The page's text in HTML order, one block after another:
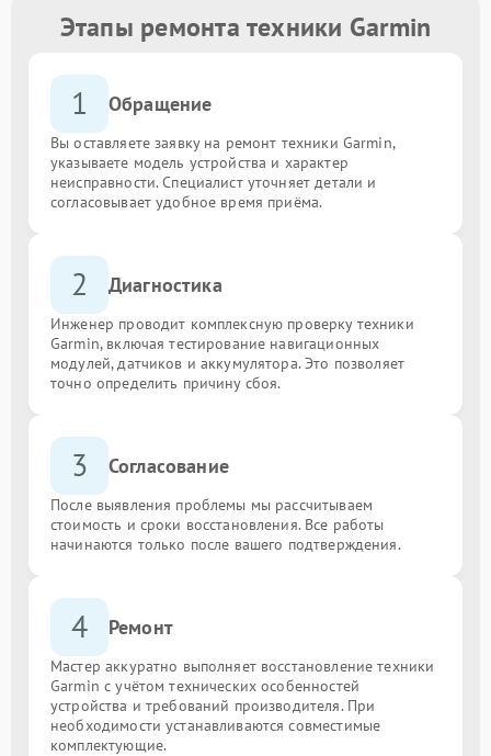
Этапы ремонта техники Garmin
1 Обращение
Вы оставляете заявку на ремонт техники Garmin,
указываете модель устройства и характер
неисправности. Специалист уточняет детали и
согласовывает удобное время приёма.
2 Диагностика
Инженер проводит комплексную проверку техники
Garmin, включая тестирование навигационных
модулей, датчиков и аккумулятора. Это позволяет
точно определить причину сбоя.
3 Согласование
После выявления проблемы мы рассчитываем
стоимость и сроки восстановления. Все работы
начинаются только после вашего подтверждения.
4 Ремонт
Мастер аккуратно выполняет восстановление техники
Garmin с учётом технических особенностей
устройства и требований производителя. При
необходимости устанавливаются совместимые
комплектующие.